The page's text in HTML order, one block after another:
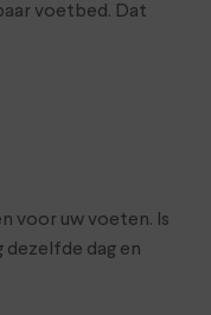
voetbed. Dat
voor uw voeten. Is
dezelfde dag en